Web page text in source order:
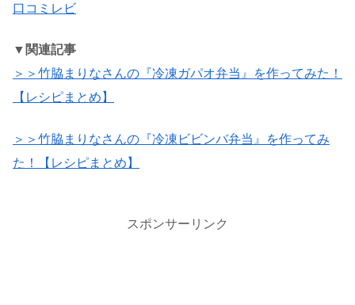
口コミレビ
▼関連記事
＞＞竹脇まりなさんの『冷凍ガパオ弁当』を作ってみた！
【レシピまとめ】
＞＞竹脇まりなさんの『冷凍ビビンバ弁当』を作ってみ
た！【レシピまとめ】
スポンサーリンク